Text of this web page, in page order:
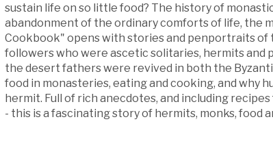
sustain life on so little food? The history of
abandonment of the ordinary comforts of life, the
Cookbook" opens with stories and penportraits
followers who were ascetic solitaries, hermits and
the desert fathers were revived in both the
food in monasteries, eating and cooking, and why
hermit. Full of rich anecdotes, and including
- this is a fascinating story of hermits, monks, food